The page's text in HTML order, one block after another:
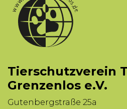
Tierschutzverein
Grenzenlos e.V.
Gutenbergstraße 25a